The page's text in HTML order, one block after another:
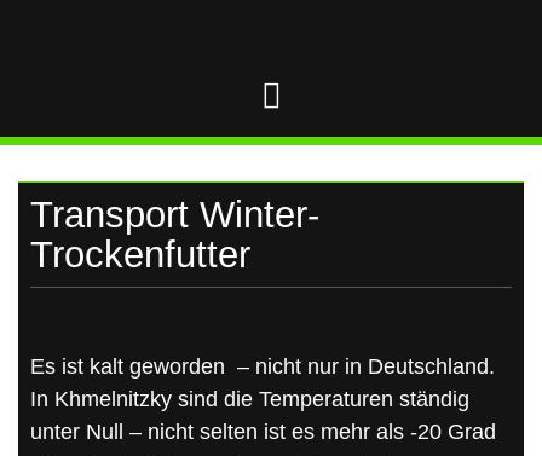
Transport Winter-
Trockenfutter
Es ist kalt geworden – nicht nur in Deutschland.
In Khmelnitzky sind die Temperaturen ständig
unter Null – nicht selten ist es mehr als -20 Grad